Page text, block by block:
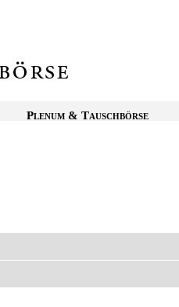
Plenum & Tauschbörse